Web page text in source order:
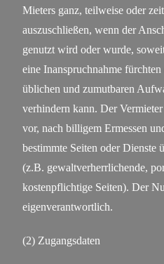
Mieters ganz, teilweise oder
auszuschließen, wenn der
genutzt wird oder wurde,
eine Inanspruchnahme
üblichen und zumutbaren
verhindern kann. Der
vor, nach billigem Ermessen
bestimmte Seiten oder Dienste
(z.B. gewaltverherrlichende,
kostenpflichtige Seiten). Der
eigenverantwortlich.
(2) Zugangsdaten